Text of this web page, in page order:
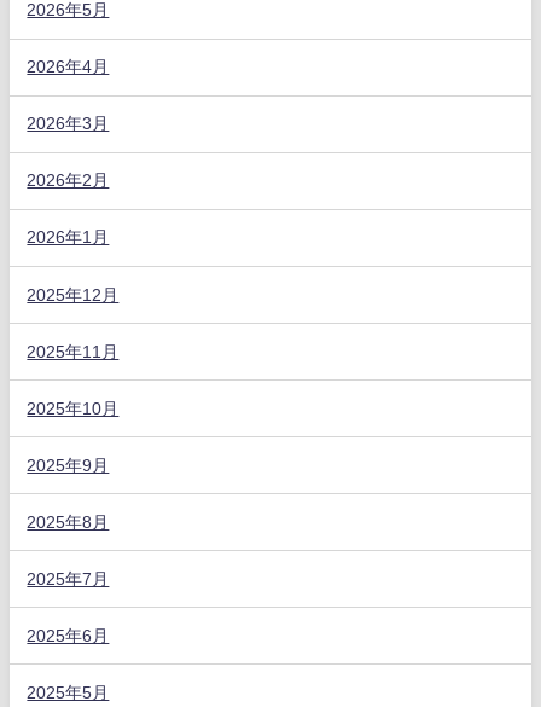
2026年5月
2026年4月
2026年3月
2026年2月
2026年1月
2025年12月
2025年11月
2025年10月
2025年9月
2025年8月
2025年7月
2025年6月
2025年5月